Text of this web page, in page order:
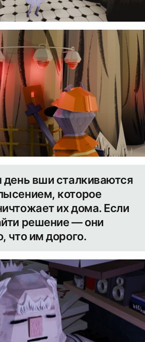
день вши сталкиваются
которое
их дома. Если
решение — они
что им дорого.